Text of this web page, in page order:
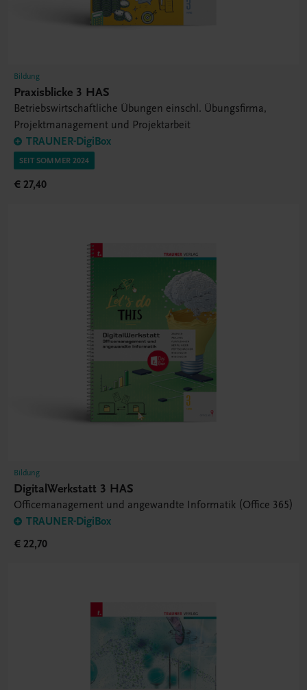
Bildung
Praxisblicke 3 HAS
Betriebswirtschaftliche Übungen einschl. Übungsfirma,
Projektmanagement und Projektarbeit
TRAUNER-DigiBox
SEIT SOMMER 2024
€ 27,40
Bildung
DigitalWerkstatt 3 HAS
Officemanagement und angewandte Informatik (Office 365)
TRAUNER-DigiBox
€ 22,70